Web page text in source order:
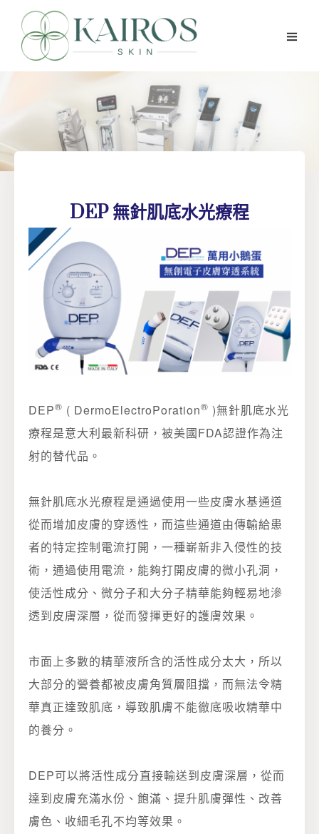
DEP 無針肌底水光療程
DEP® ( DermoElectroPoration® )無針肌底水光
療程是意大利最新科研，被美國FDA認證作為注
射的替代品。
無針肌底水光療程是通過使用一些皮膚水基通道
從而增加皮膚的穿透性，而這些通道由傳輸給患
者的特定控制電流打開，一種嶄新非入侵性的技
術，通過使用電流，能夠打開皮膚的微小孔洞，
使活性成分、微分子和大分子精華能夠輕易地滲
透到皮膚深層，從而發揮更好的護膚效果。
市面上多數的精華液所含的活性成分太大，所以
大部分的營養都被皮膚角質層阻擋，而無法令精
華真正達致肌底，導致肌膚不能徹底吸收精華中
的養分。
DEP可以將活性成分直接輸送到皮膚深層，從而
達到皮膚充滿水份、飽滿、提升肌膚彈性、改善
膚色、收細毛孔不均等效果。